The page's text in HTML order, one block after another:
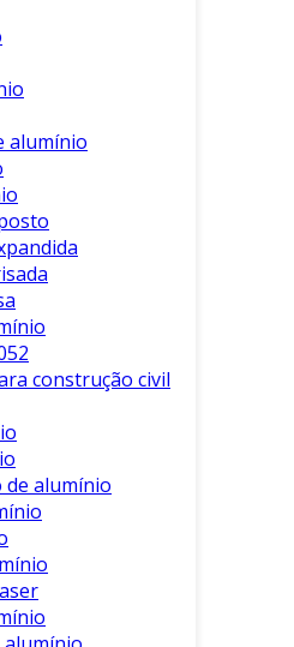
a ligação
do alumínio.
não gera
a aplicação
Solventes
de limpeza
o desengraxante
necessidades
para alumínio
Veja
transmissões
óleos e
alumínio
construção civil
alumínio